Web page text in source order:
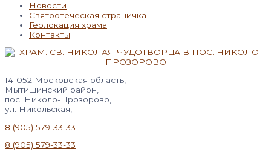
Новости
Святоотеческая страничка
Геолокация храма
Контакты
141052 Московская область,
Мытищинский район,
пос. Николо-Прозорово,
ул. Никольская, 1
8 (905) 579-33-33
8 (905) 579-33-33